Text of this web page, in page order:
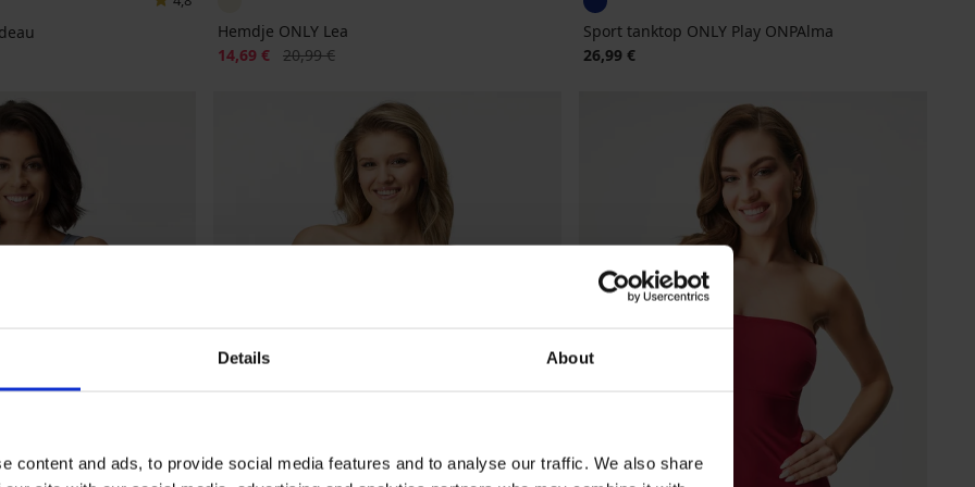
Details About
content and ads, to provide social media features and to analyse our traffic. We also share
prijs
Hemdje ONLY Lea
Korting
14,69 € Oorspronkelijke prijs
20,99 €
Sport tanktop ONLY Play ONPAlma
26,99 €